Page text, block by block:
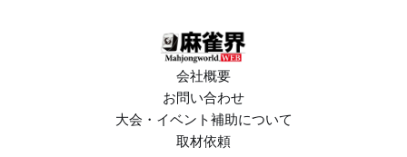
会社概要
お問い合わせ
大会・イベント補助について
取材依頼